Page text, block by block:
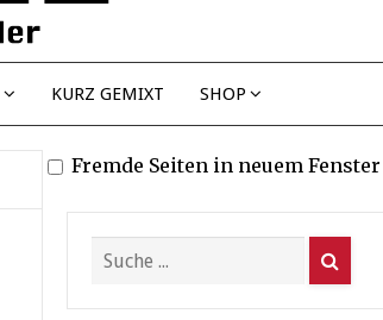
KURZ GEMIXT SHOP
Fremde Seiten in neuem